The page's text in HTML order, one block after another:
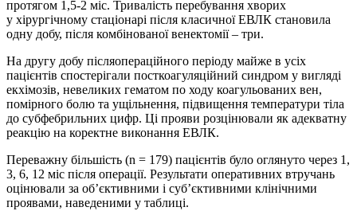
протягом 1,5-2 міс. Тривалість перебування хворих
у хірургічному стаціонарі після класичної ЕВЛК становила
одну добу, після комбінованої венектомії – три.
На другу добу післяопераційного періоду майже в усіх
пацієнтів спостерігали посткоагуляційний синдром у вигляді
екхімозів, невеликих гематом по ходу коагульованих вен,
помірного болю та ущільнення, підвищення температури тіла
до субфебрильних цифр. Ці прояви розцінювали як адекватну
реакцію на коректне виконання ЕВЛК.
Переважну більшість (n = 179) пацієнтів було оглянуто через 1,
3, 6, 12 міс після операції. Результати оперативних втручань
оцінювали за об’єктивними і суб’єктивними клінічними
проявами, наведеними у таблиці.